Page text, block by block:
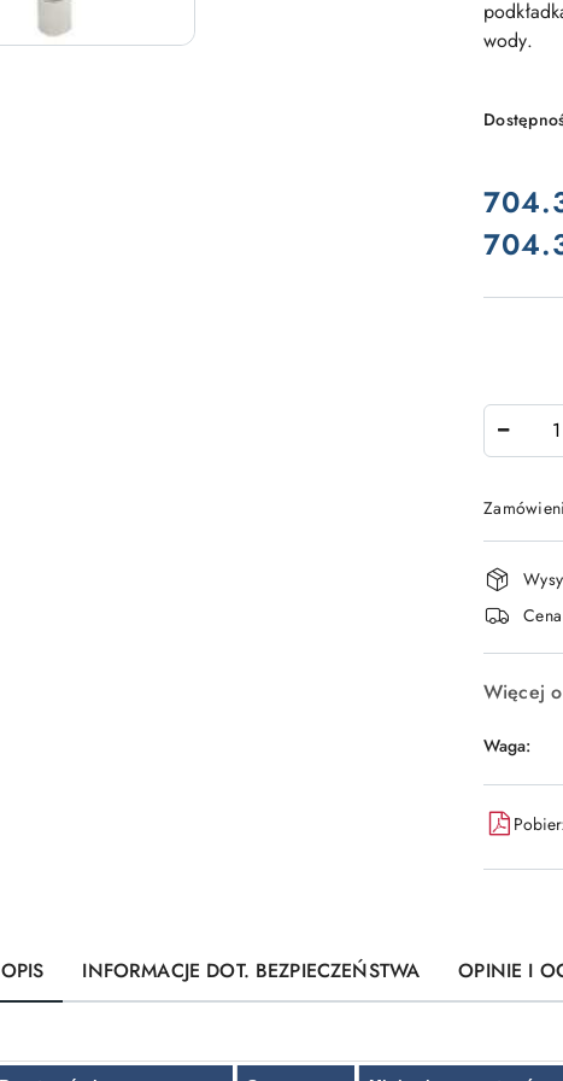
wody.
cena:
Cena:
i
Więcej
Waga:
OPIS INFORMACJE DOT. BEZPIECZEŃSTWA OPINIE I